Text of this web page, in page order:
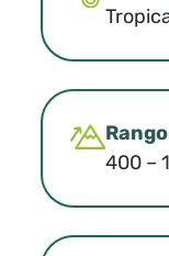
400 –